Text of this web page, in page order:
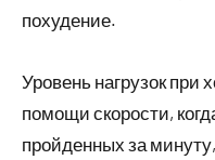
похудение.
Уровень нагрузок при
помощи скорости,
пройденных за